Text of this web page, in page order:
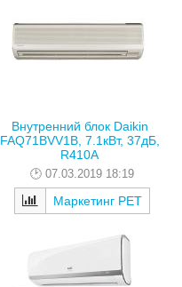
Внутренний блок Daikin
FAQ71BVV1B, 7.1кВт, 37дБ,
R410A
07.03.2019 18:19
Маркетинг РЕТ